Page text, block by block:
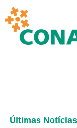
Últimas Notícias